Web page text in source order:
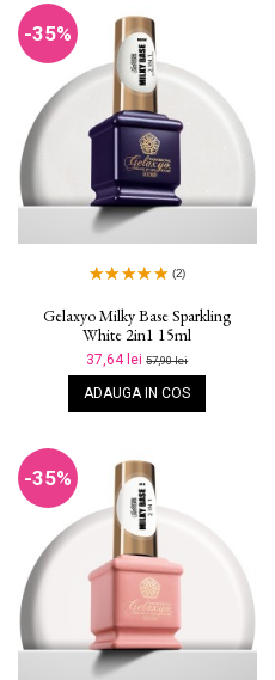
-35%
(2)
Gelaxyo Milky Base Sparkling
White 2in1 15ml
37,64 lei57,90 lei
ADAUGA IN COS
-35%